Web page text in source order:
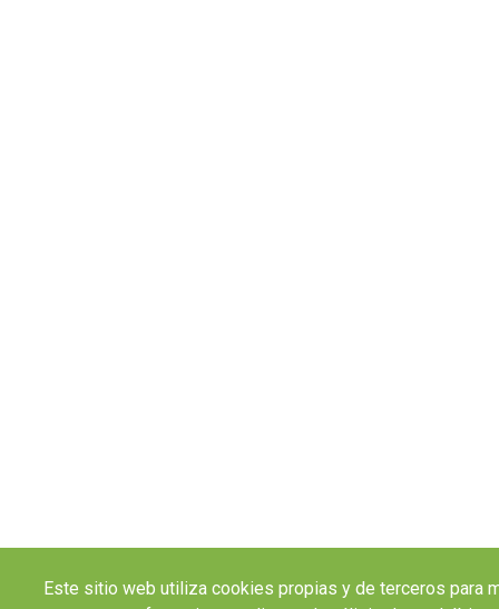
Este sitio web utiliza cookies propias y de terceros para